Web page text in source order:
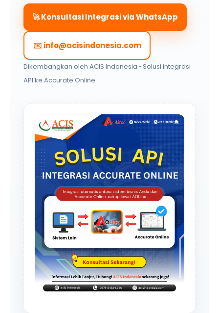
🚀 Konsultasi Integrasi via WhatsApp
✉️ info@acisindonesia.com
Dikembangkan oleh ACIS Indonesia • Solusi integrasi
API ke Accurate Online